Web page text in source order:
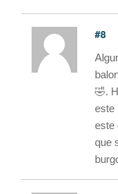
#8
🤣.
este
este
que